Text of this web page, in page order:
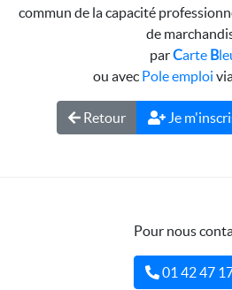
commun de la capacité
de
parCarte B
ou avec Pole emploi
Retour Je
Pour nous
01 42 47